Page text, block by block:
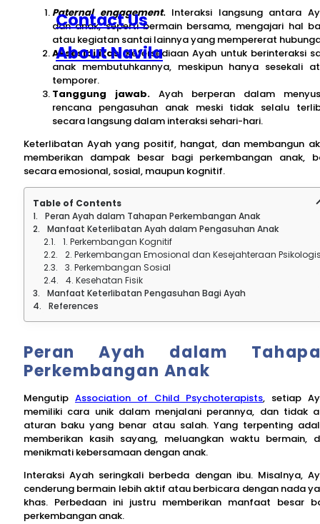
Contact Us
About Navila
Paternal engagement. Interaksi langsung antara
dan anak, seperti bermain bersama, mengajari hal
atau kegiatan santai lainnya yang mempererat
Aksesibilitas.Ketersediaan Ayah untuk berinteraksi
anak membutuhkannya, meskipun hanya sesekali
temporer.
Tanggung jawab. Ayah berperan dalam
rencana pengasuhan anak meski tidak selalu
secara langsung dalam interaksi sehari-hari.
Keterlibatan Ayah yang positif, hangat, dan membangun
memberikan dampak besar bagi perkembangan anak,
secara emosional, sosial, maupun kognitif.
Table of Contents
Peran Ayah dalam Tahapan Perkembangan Anak
Manfaat Keterlibatan Ayah dalam Pengasuhan Anak
1. Perkembangan Kognitif
2. Perkembangan Emosional dan Kesejahteraan
3. Perkembangan Sosial
4. Kesehatan Fisik
Manfaat Keterlibatan Pengasuhan Bagi Ayah
References
Peran Ayah dalam
Perkembangan Anak
Mengutip Association of Child Psychoterapists, setiap
memiliki cara unik dalam menjalani perannya, dan tidak
aturan baku yang benar atau salah. Yang terpenting
memberikan kasih sayang, meluangkan waktu bermain,
menikmati kebersamaan dengan anak.
Interaksi Ayah seringkali berbeda dengan ibu. Misalnya,
cenderung bermain lebih aktif atau berbicara dengan nada
khas. Perbedaan ini justru memberikan manfaat besar
perkembangan anak.